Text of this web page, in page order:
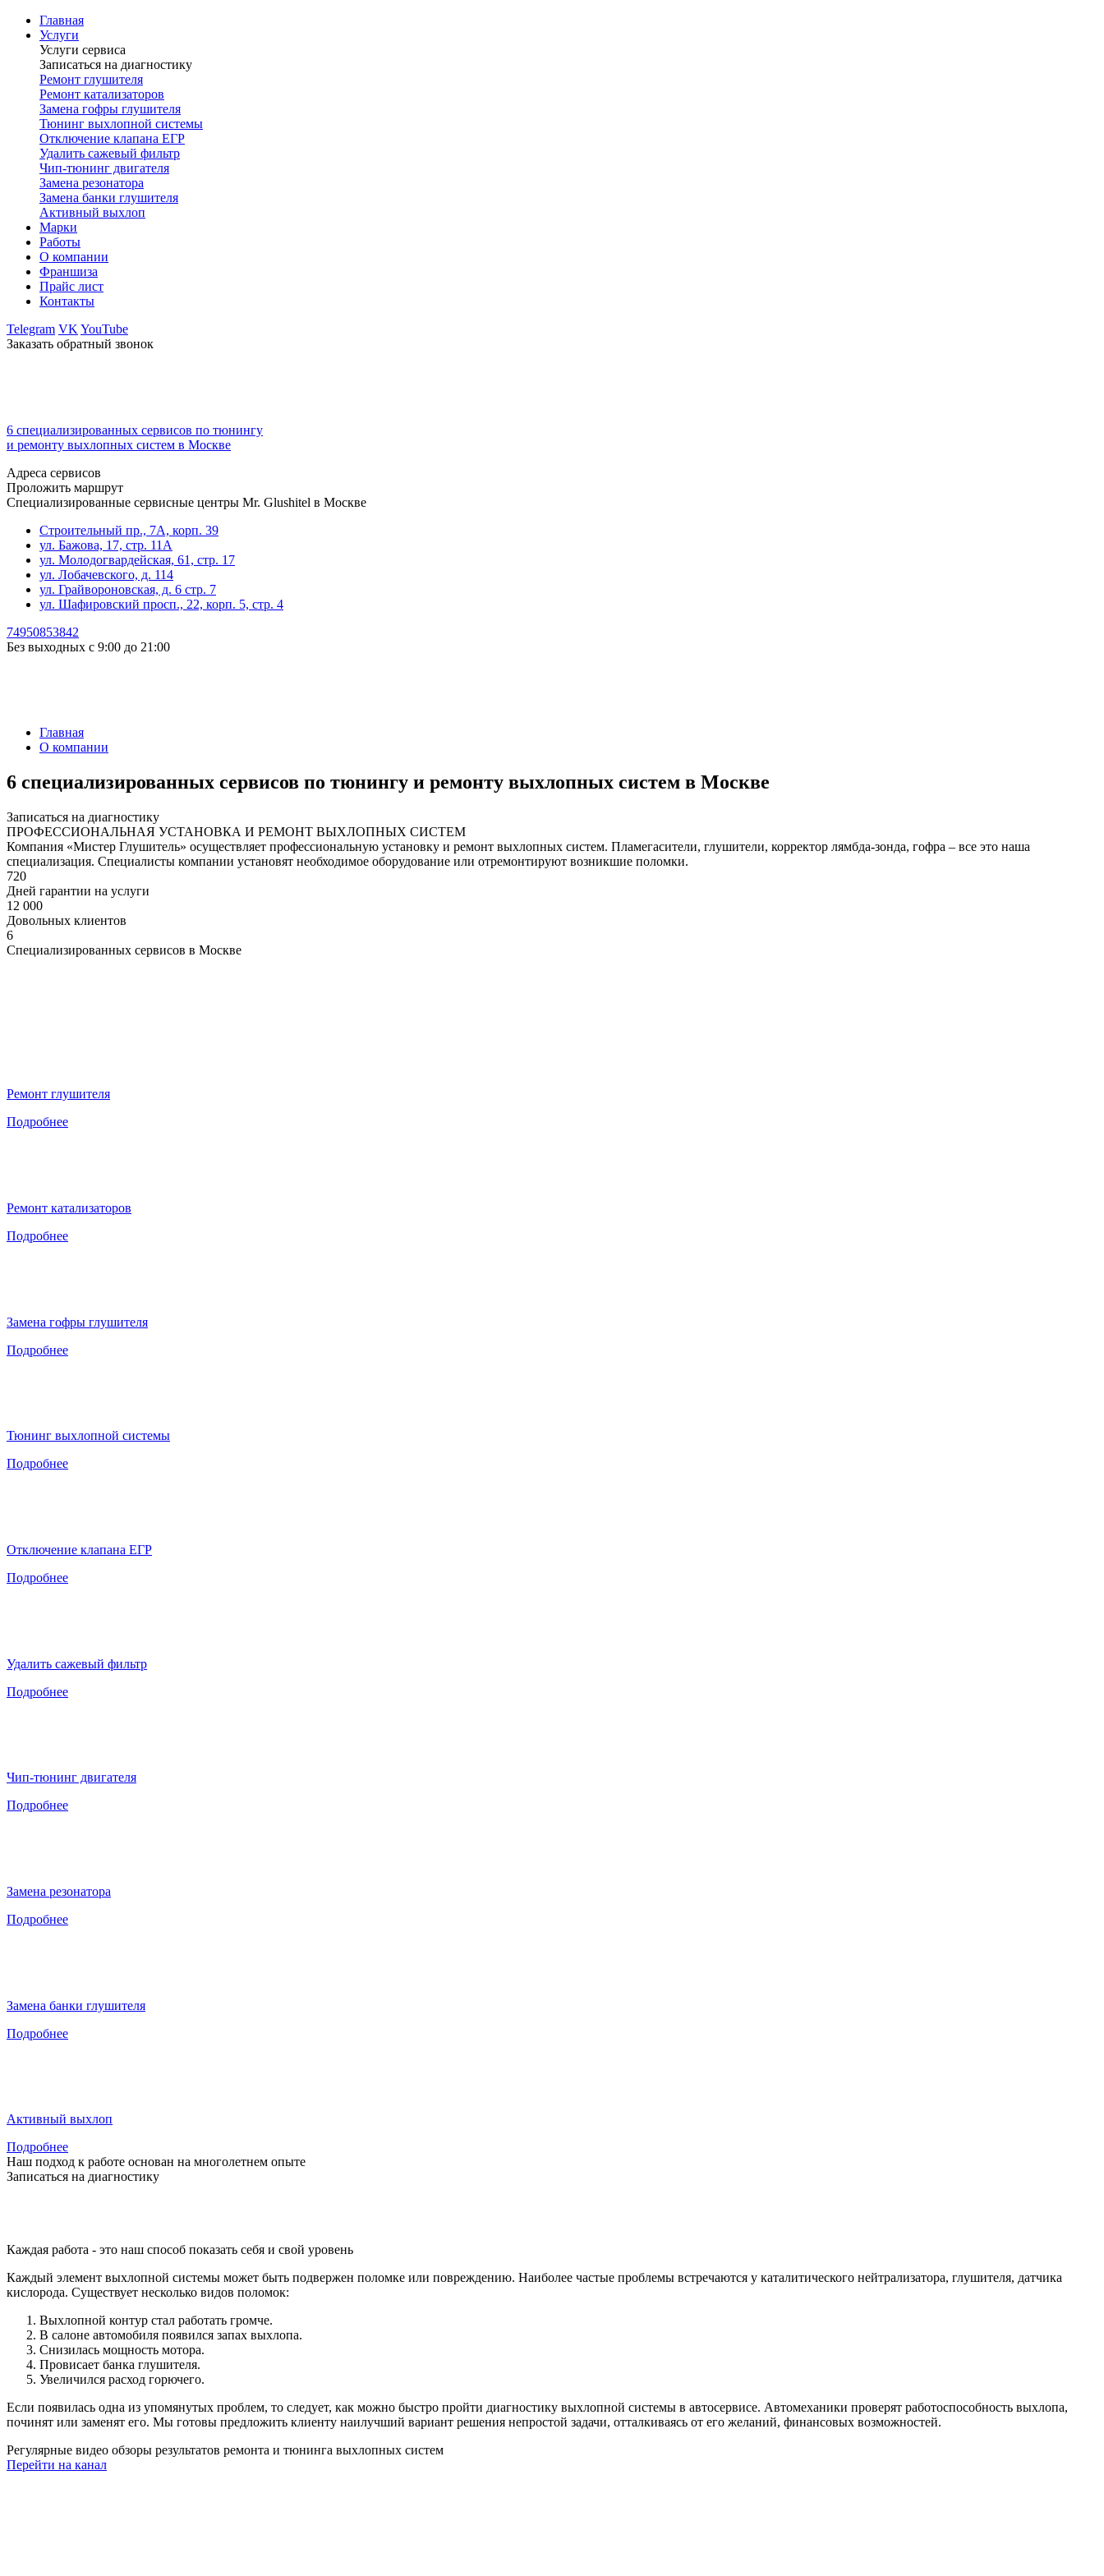
Главная
Услуги
Услуги сервиса
Записаться на диагностику
Ремонт глушителя
Ремонт катализаторов
Замена гофры глушителя
Тюнинг выхлопной системы
Отключение клапана ЕГР
Удалить сажевый фильтр
Чип-тюнинг двигателя
Замена резонатора
Замена банки глушителя
Активный выхлоп
Марки
Работы
О компании
Франшиза
Прайс лист
Контакты
Telegram VK YouTube
Заказать обратный звонок
6 специализированных сервисов по тюнингу
и ремонту выхлопных систем в Москве
Адреса сервисов
Проложить маршрут
Специализированные сервисные центры Mr. Glushitel в Москве
Строительный пр., 7А, корп. 39
ул. Бажова, 17, стр. 11А
ул. Молодогвардейская, 61, стр. 17
ул. Лобачевского, д. 114
ул. Грайвороновская, д. 6 стр. 7
ул. Шафировский просп., 22, корп. 5, стр. 4
74950853842
Без выходных с 9:00 до 21:00
Главная
О компании
6 специализированных сервисов по тюнингу и ремонту выхлопных систем в Москве
Записаться на диагностику
ПРОФЕССИОНАЛЬНАЯ УСТАНОВКА И РЕМОНТ ВЫХЛОПНЫХ СИСТЕМ
Компания «Мистер Глушитель» осуществляет профессиональную установку и ремонт выхлопных систем. Пламегасители, глушители, корректор лямбда-зонда, гофра – все это наша
специализация. Специалисты компании установят необходимое оборудование или отремонтируют возникшие поломки.
720
Дней гарантии на услуги
12 000
Довольных клиентов
6
Специализированных сервисов в Москве
Ремонт глушителя
Подробнее
Ремонт катализаторов
Подробнее
Замена гофры глушителя
Подробнее
Тюнинг выхлопной системы
Подробнее
Отключение клапана ЕГР
Подробнее
Удалить сажевый фильтр
Подробнее
Чип-тюнинг двигателя
Подробнее
Замена резонатора
Подробнее
Замена банки глушителя
Подробнее
Активный выхлоп
Подробнее
Наш подход к работе основан на многолетнем опыте
Записаться на диагностику
Каждая работа - это наш способ показать себя и свой уровень
Каждый элемент выхлопной системы может быть подвержен поломке или повреждению. Наиболее частые проблемы встречаются у каталитического нейтрализатора, глушителя, датчика
кислорода. Существует несколько видов поломок:
Выхлопной контур стал работать громче.
В салоне автомобиля появился запах выхлопа.
Снизилась мощность мотора.
Провисает банка глушителя.
Увеличился расход горючего.
Если появилась одна из упомянутых проблем, то следует, как можно быстро пройти диагностику выхлопной системы в автосервисе. Автомеханики проверят работоспособность выхлопа,
починят или заменят его. Мы готовы предложить клиенту наилучший вариант решения непростой задачи, отталкиваясь от его желаний, финансовых возможностей.
Регулярные видео обзоры результатов ремонта и тюнинга выхлопных систем
Перейти на канал